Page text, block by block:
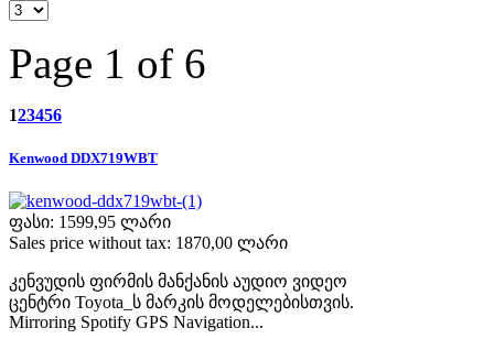
Page 1 of 6
123456
Kenwood DDX719WBT
ფასი: 1599,95 ლარი
Sales price without tax: 1870,00 ლარი
კენვუდის ფირმის მანქანის აუდიო ვიდეო
ცენტრი Toyota_ს მარკის მოდელებისთვის.
Mirroring Spotify GPS Navigation...